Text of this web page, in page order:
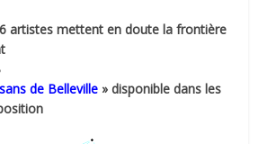
artistes mettent en doute la frontière
de Belleville » disponible dans les